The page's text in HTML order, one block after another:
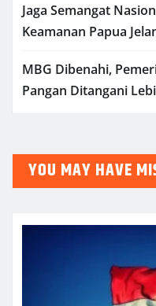
Jaga Semangat
Keamanan Papua
MBG Dibenahi,
Pangan Ditangani
YOU MAY HAVE